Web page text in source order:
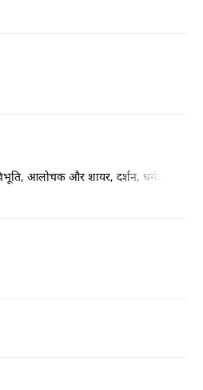
आलोचक और शायर, दर्शन, धर्मशास्त्र